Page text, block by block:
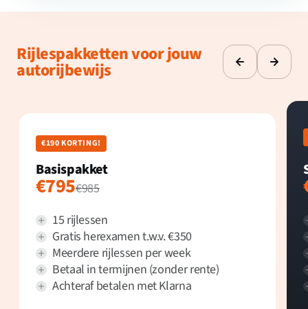
Rijlespakketten voor jouw
autorijbewijs
€190 KORTING!
Basispakket
€795€985
15 rijlessen
Gratis herexamen t.w.v. €350
Meerdere rijlessen per week
Betaal in termijnen (zonder rente)
Achteraf betalen met Klarna